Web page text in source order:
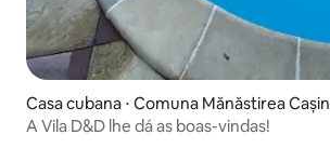
Casa cubana ⋅ Comuna Mănăstirea Cașin
A Vila D&D lhe dá as boas-vindas!